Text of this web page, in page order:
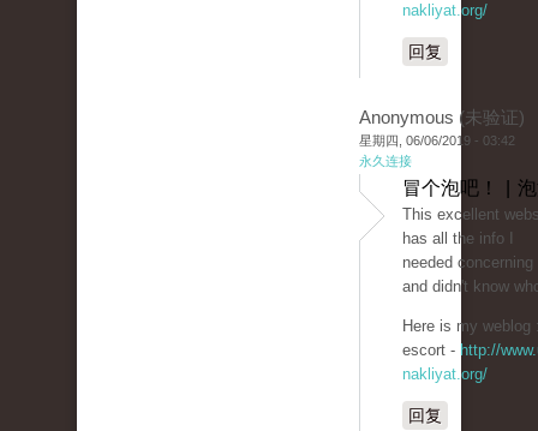
nakliyat.org/
回复
Anonymous (未验证)
星期四, 06/06/2019 - 03:42
永久连接
冒个泡吧！ |
This excellent
has all the info I
needed
and didn't know
Here is my weblog
escort - http://
nakliyat.org/
回复